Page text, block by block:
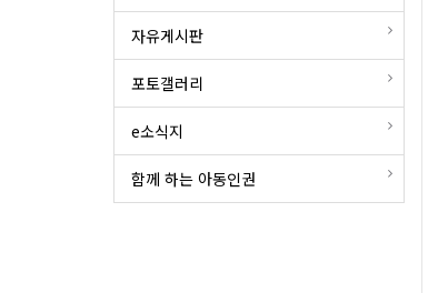
자유게시판
포토갤러리
e소식지
함께 하는 아동인권